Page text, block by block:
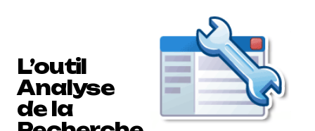
L’outil
Analyse
de la